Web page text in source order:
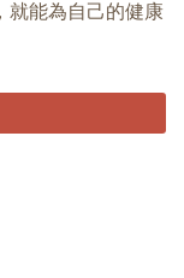
就能為自己的健康